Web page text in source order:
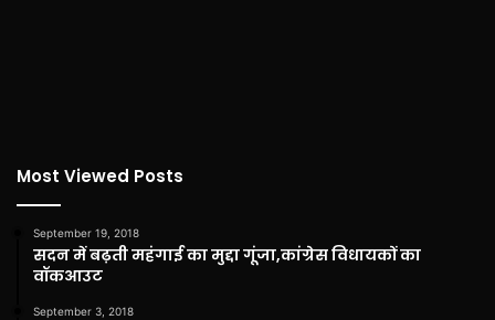
Most Viewed Posts
September 19, 2018
सदन में बढ़ती महंगाई का मुद्दा गूंजा,कांग्रेस विधायकों का
वॉकआउट
September 3, 2018